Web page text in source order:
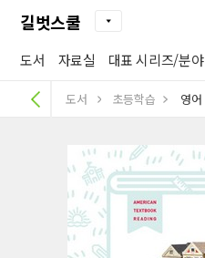
길벗스쿨
도서 자료실 대표 시리즈/분야
도서 초등학습 영어